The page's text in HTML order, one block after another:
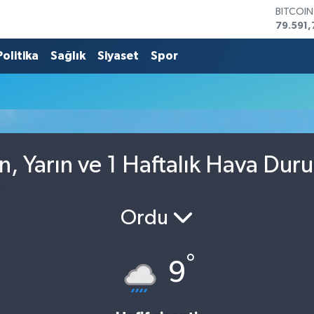
BITCOIN
DOLAR
Sağlık Siyaset Spor
Yarın ve 1 Haftalık Hava
Ordu
9°